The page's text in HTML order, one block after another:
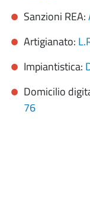
Sanzioni REA:
Artigianato:
Impiantistica:
Domicilio
76